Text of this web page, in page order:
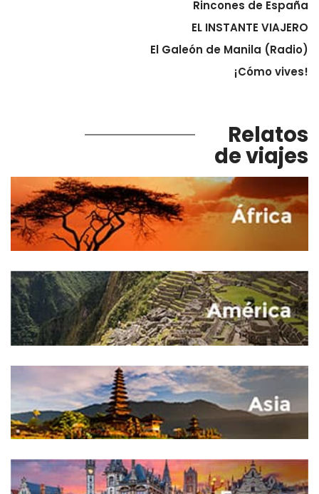
Rincones de España
EL INSTANTE VIAJERO
El Galeón de Manila (Radio)
¡Cómo vives!
Relatos
de viajes